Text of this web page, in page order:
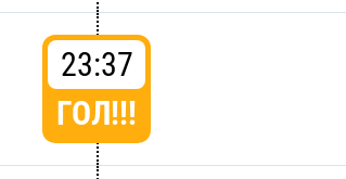
23:37
ГОЛ!!!